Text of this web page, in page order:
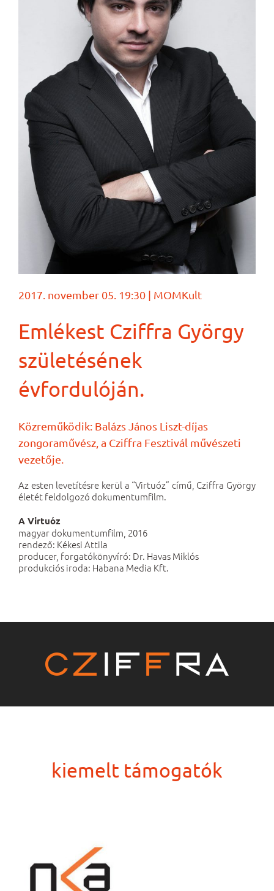
2017. november 05. 19:30 | MOMKult
Emlékest Cziffra György
születésének
évfordulóján.
Közreműködik: Balázs János Liszt-díjas
zongoraművész, a Cziffra Fesztivál művészeti
vezetője.
Az esten levetítésre kerül a “Virtuóz” című, Cziffra György
életét feldolgozó dokumentumfilm.
A Virtuóz
magyar dokumentumfilm, 2016
rendező: Kékesi Attila
producer, forgatókönyvíró: Dr. Havas Miklós
produkciós iroda: Habana Media Kft.
kiemelt támogatók